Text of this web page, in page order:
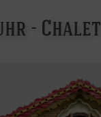
- Chalet